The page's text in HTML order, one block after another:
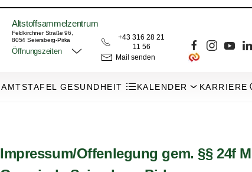
Altstoffsammelzentrum
Feldkirchner Straße 96,
8054 Seiersberg-Pirka
Öffnungszeiten
+43 316 28 21
11 56
Mail senden
AMTSTAFEL GESUNDHEIT KALENDER KARRIERE
Impressum/Offenlegung gem. §§ 24f